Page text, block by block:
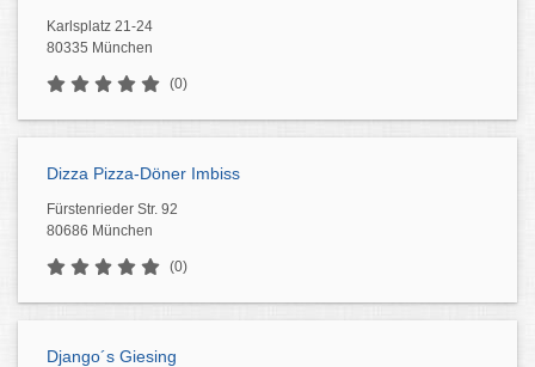
Karlsplatz 21-24
80335 München
(0)
Dizza Pizza-Döner Imbiss
Fürstenrieder Str. 92
80686 München
(0)
Django´s Giesing